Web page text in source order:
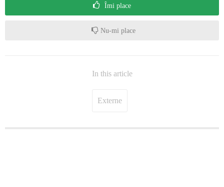
Îmi place
Nu-mi place
In this article
Externe